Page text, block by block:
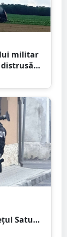
militar
Satu